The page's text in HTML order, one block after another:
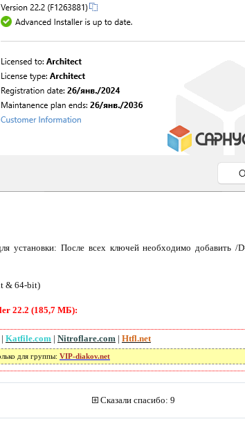
установки: После всех ключей необходимо добавить /
& 64-bit)
22.2 (185,7 МБ):
| Katfile.com| Nitroflare.com| Htfl.net
для группы: VIP-diakov.net
Сказали спасибо: 9